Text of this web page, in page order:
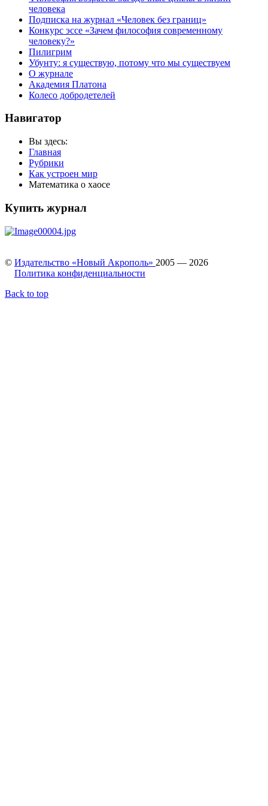
человека
Подписка на журнал «Человек без границ»
Конкурс эссе «Зачем философия современному
человеку?»
Пилигрим
Убунту: я существую, потому что мы существуем
О журнале
Академия Платона
Колесо добродетелей
Навигатор
Вы здесь:
Главная
Рубрики
Как устроен мир
Математика о хаосе
Купить журнал
© Издательство «Новый Акрополь» 2005 — 2026
Политика конфиденциальности
Back to top